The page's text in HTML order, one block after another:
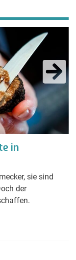
in
sie sind
der